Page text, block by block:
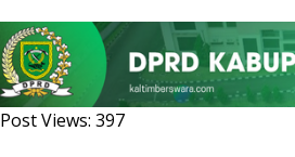
Post Views: 397